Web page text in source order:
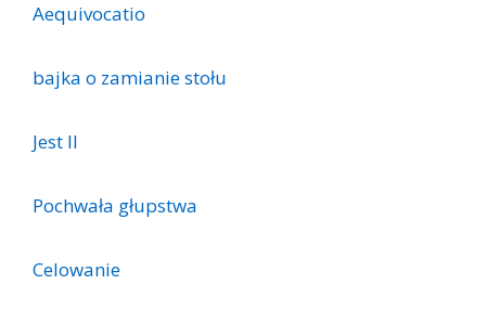
Aequivocatio
bajka o zamianie stołu
Jest II
Pochwała głupstwa
Celowanie